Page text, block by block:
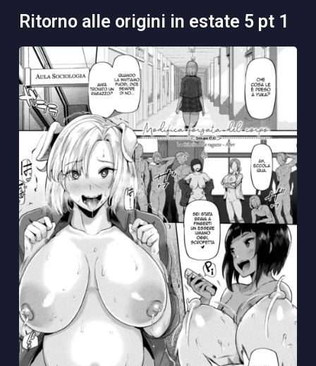
ritorno alle origini in estate 5 pt 1